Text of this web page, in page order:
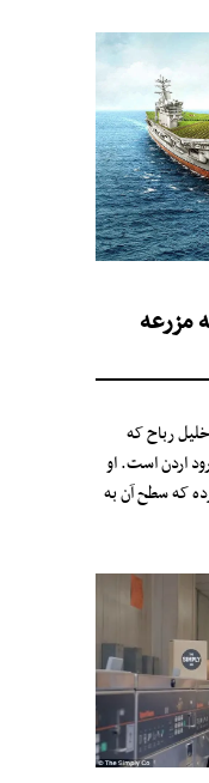
مزرعه
رباح که
اردن است. او
که سطح آن به